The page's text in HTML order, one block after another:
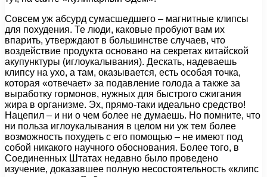
Совсем уж абсурд сумасшедшего – магнитные клипсы
для похудения. Те люди, каковые пробуют вам их
впарить, утверждают в большинстве случаев, что
воздействие продукта основано на секретах китайской
акупунктуры (иглоукалывания). Дескать, надеваешь
клипсу на ухо, а там, оказывается, есть особая точка,
которая «отвечает» за подавление голода а также за
выработку гормонов, нужных для быстрого сжигания
жира в организме. Эх, прямо-таки идеально средство!
Нацепил – и ни о чем более не думаешь. Но помните, что
ни польза иглоукалывания в целом ни уж тем более
возможность похудеть с его помощью – не имеют под
собой никакого научного обоснования. Более того, в
Соединенных Штатах недавно было проведено
изучение, доказавшее полную несостоятельность «клипс